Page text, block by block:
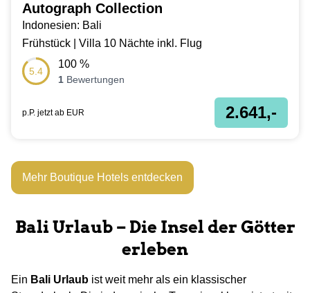
Autograph Collection
Indonesien: Bali
Frühstück | Villa 10 Nächte inkl. Flug
5.4
100 %
1 Bewertungen
p.P. jetzt ab EUR 2.641,-
Mehr Boutique Hotels entdecken
Bali Urlaub – Die Insel der Götter
erleben
Ein Bali Urlaub ist weit mehr als ein klassischer